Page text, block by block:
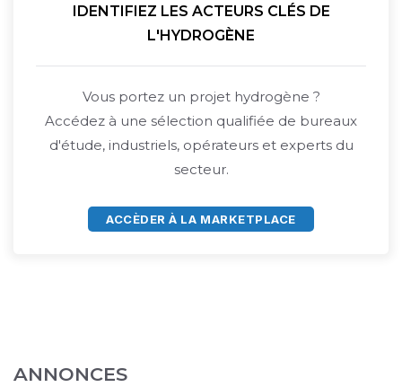
IDENTIFIEZ LES ACTEURS CLÉS DE
L'HYDROGÈNE
Vous portez un projet hydrogène ?
Accédez à une sélection qualifiée de bureaux
d'étude, industriels, opérateurs et experts du
secteur.
ACCÈDER À LA MARKETPLACE
ANNONCES